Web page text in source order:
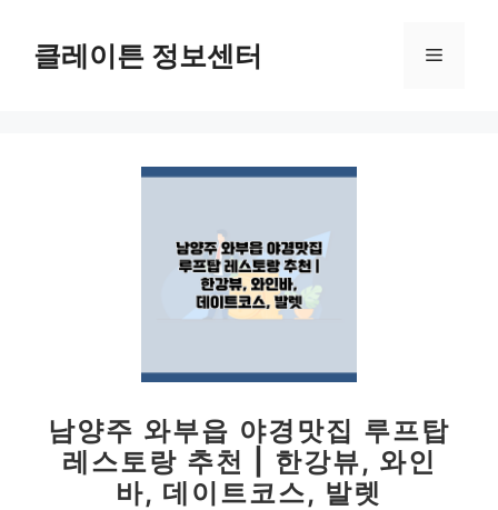
클레이튼 정보센터 메
남양주 와부읍 야경맛집 루프탑
레스토랑 추천 | 한강뷰, 와인
바, 데이트코스, 발렛